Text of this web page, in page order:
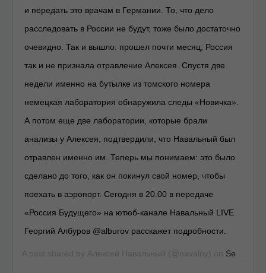
и передать это врачам в Германии. То, что дело
расследовать в России не будут, тоже было достаточно
очевидно. Так и вышло: прошел почти месяц, Россия
так и не признала отравление Алексея. Спустя две
недели именно на бутылке из томского номера
немецкая лаборатория обнаружила следы «Новичка».
А потом еще две лаборатории, которые брали
анализы у Алексея, подтвердили, что Навальный был
отравлен именно им. Теперь мы понимаем: это было
сделано до того, как он покинул свой номер, чтобы
поехать в аэропорт. Сегодня в 20.00 в передаче
«Россия Будущего» на ютюб-канале Навальный LIVE
Георгий Албуров @alburov расскажет подробности.
Sep 16, 2020 at 11:59pm PDT